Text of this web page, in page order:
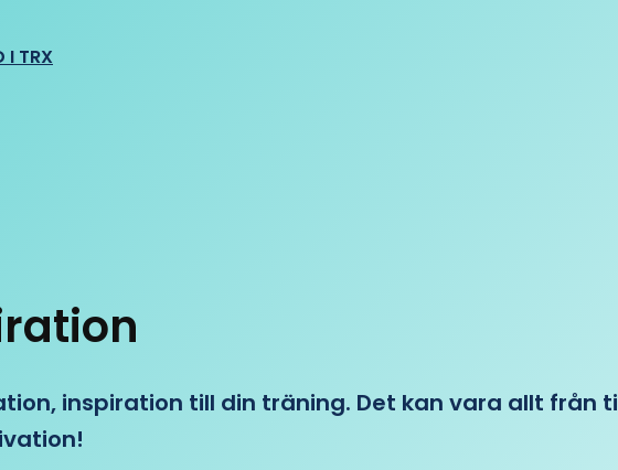
I TRX
inspiration till din träning. Det kan vara allt från